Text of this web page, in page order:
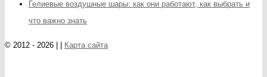
Гелиевые воздушные шары: как они работают, как выбрать и
что важно знать
© 2012 - 2026 | | Карта сайта